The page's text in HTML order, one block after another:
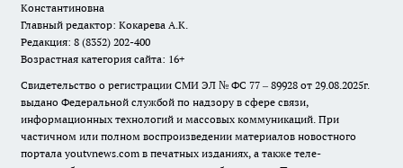
Константиновна
Главный редактор: Кокарева А.К.
Редакция: 8 (8352) 202-400
Возрастная категория сайта: 16+
Свидетельство о регистрации СМИ ЭЛ № ФС 77 – 89928 от 29.08.2025г.
выдано Федеральной службой по надзору в сфере связи,
информационных технологий и массовых коммуникаций. При
частичном или полном воспроизведении материалов новостного
портала youtvnews.com в печатных изданиях, а также теле-